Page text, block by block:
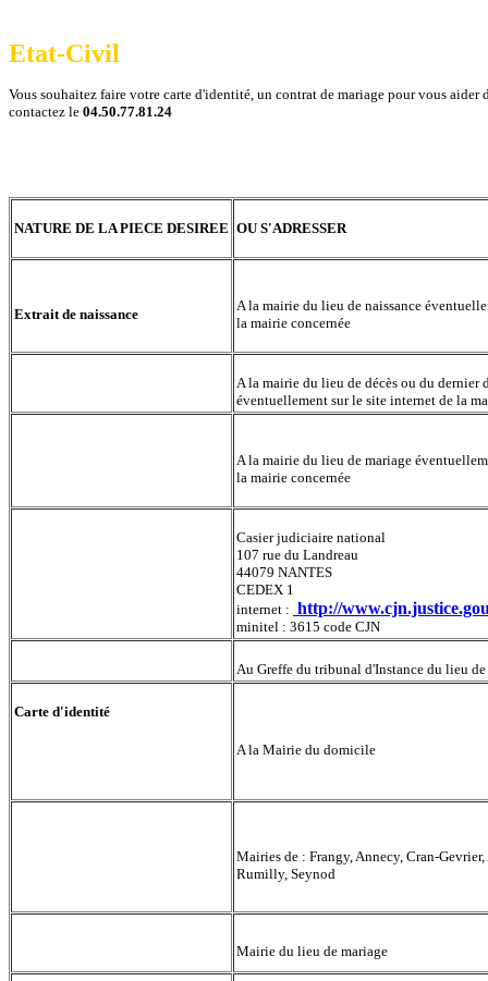
Etat-Civil
Vous souhaitez faire votre carte d'identité, un contrat de mariage pour vous aider
contactez le 04.50.77.81.24
NATURE DE LA PIECE DESIREE OU S'ADRESSER
Extrait de naissance
A la mairie du lieu de naissance
la mairie concernée
A la mairie du lieu de décès ou du dernier
éventuellement sur le site internet de la
A la mairie du lieu de mariage
la mairie concernée
Casier judiciaire national
107 rue du Landreau
44079 NANTES
CEDEX 1
internet : http://
minitel : 3615 code CJN
Au Greffe du tribunal d'Instance du lieu de
Carte d'identité
A la Mairie du domicile
Mairies de : Frangy, Annecy, Cran-
Rumilly, Seynod
Mairie du lieu de mariage